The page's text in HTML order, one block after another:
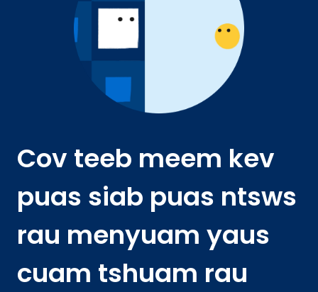
Cov teeb meem kev
puas siab puas ntsws
rau menyuam yaus
cuam tshuam rau